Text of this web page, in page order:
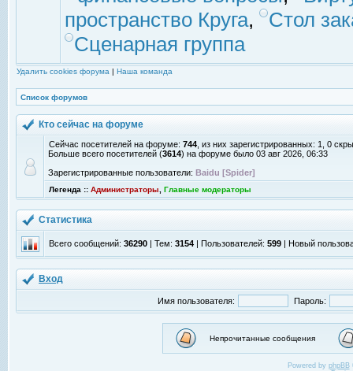
пространство Круга,
Стол
Сценарная группа
Удалить cookies форума | Наша команда
Список форумов
Кто сейчас на форуме
Сейчас посетителей на форуме: 744 , из них зарегистрированных: 1, 0
Больше всего посетителей (3614) на форуме было 03 авг 2026, 06:33
Зарегистрированные пользователи: Baidu [Spider]
Легенда :: Администраторы Главные модераторы
Статистика
Всего сообщений: 36290 | Тем: 3154 | Пользователей: 599 | Новый
Вход
Имя пользователя: Пароль:
Непрочитанные сообщения
Powered by phpBB